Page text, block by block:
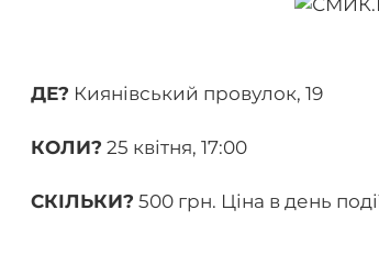
ДЕ? Киянівський провулок, 19
КОЛИ? 25 квітня, 17:00
СКІЛЬКИ? 500 грн. Ціна в день